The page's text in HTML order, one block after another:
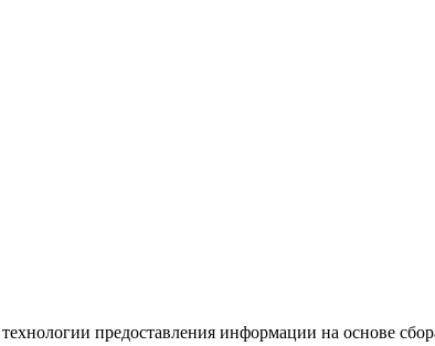
предоставления информации на основе